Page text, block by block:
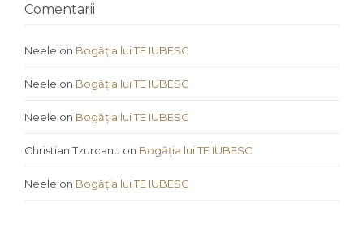
Comentarii
Neele on Bogăția lui TE IUBESC
Neele on Bogăția lui TE IUBESC
Neele on Bogăția lui TE IUBESC
Christian Tzurcanu on Bogăția lui TE IUBESC
Neele on Bogăția lui TE IUBESC